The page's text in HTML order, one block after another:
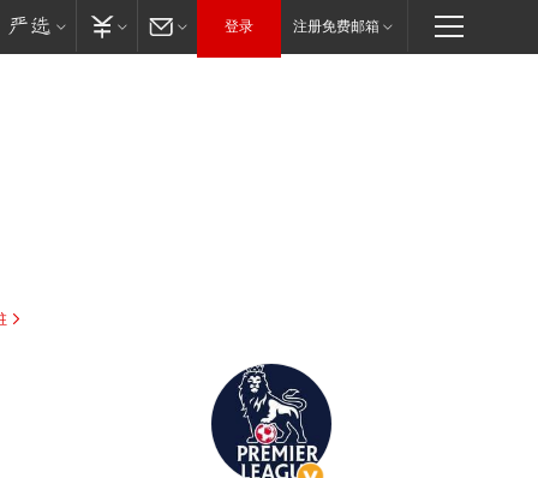
登录 注册免费邮箱